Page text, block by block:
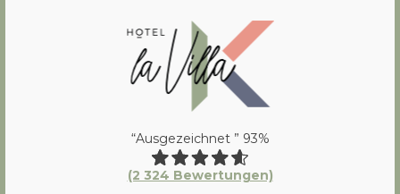
La Villa K Hôtel Spa Restaurant
“Ausgezeichnet ” 93%
(2 324 Bewertungen)